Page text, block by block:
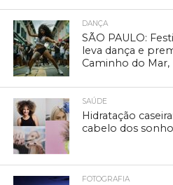
DANÇA
SÃO PAULO:
leva dança e
Caminho do
SAÚDE
Hidratação
cabelo dos
FOTOGRAFIA